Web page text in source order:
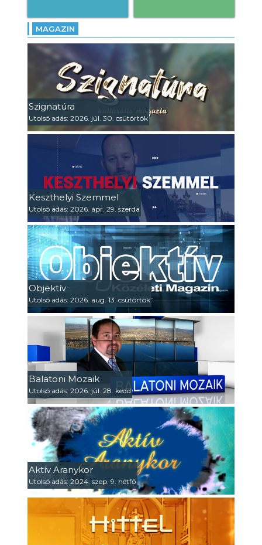
MAGAZIN
Szignatúra
Utolsó adás: 2026. júl. 30. csütörtök
Keszthelyi Szemmel
Utolsó adás: 2026. ápr. 29. szerda
Objektív
Utolsó adás: 2026. aug. 13. csütörtök
Balatoni Mozaik
Utolsó adás: 2026. júl. 28. kedd
Aktív Aranykor
Utolsó adás: 2024. szep. 9. hétfő